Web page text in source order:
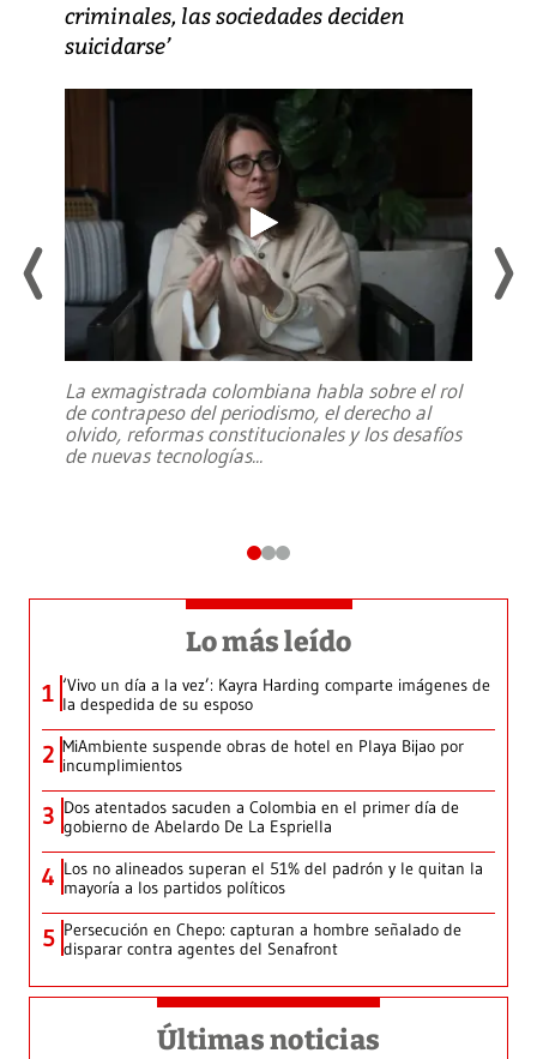
criminales, las sociedades deciden
suicidarse’
La exmagistrada colombiana habla sobre el rol
de contrapeso del periodismo, el derecho al
olvido, reformas constitucionales y los desafíos
de nuevas tecnologías...
Lo más leído
1 ‘Vivo un día a la vez’: Kayra Harding comparte imágenes de
la despedida de su esposo
2 MiAmbiente suspende obras de hotel en Playa Bijao por
incumplimientos
3 Dos atentados sacuden a Colombia en el primer día de
gobierno de Abelardo De La Espriella
4 Los no alineados superan el 51% del padrón y le quitan la
mayoría a los partidos políticos
5 Persecución en Chepo: capturan a hombre señalado de
disparar contra agentes del Senafront
Últimas noticias